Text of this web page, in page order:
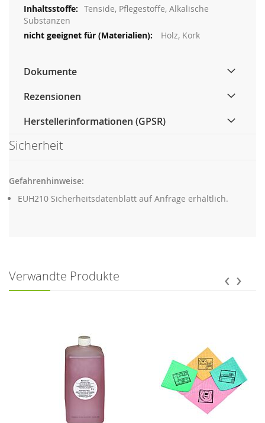
Tenside, Pflegestoffe, Alkalische
Substanzen
Holz, Kork
Dokumente
Rezensionen
Herstellerinformationen (GPSR)
Sicherheit
Gefahrenhinweise:
EUH210 Sicherheitsdatenblatt auf Anfrage erhältlich.
Verwandte Produkte ‹ ›